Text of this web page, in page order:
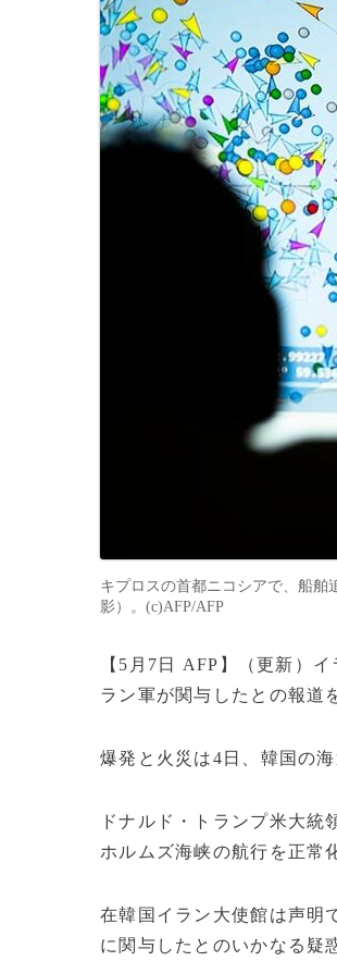
キプロスの首都ニコシアで、船舶
影）。(c)AFP/AFP
【5月7日 AFP】（更新）
ラン軍が関与したとの報道
爆発と火災は4日、韓国の
ドナルド・トランプ米大統
ホルムズ海峡の航行を正常
在韓国イラン大使館は声明
に関与したとのいかなる疑